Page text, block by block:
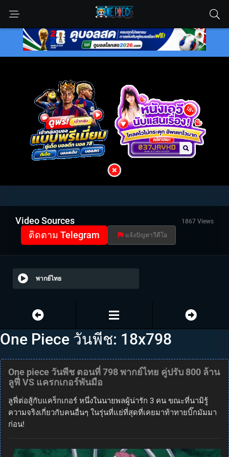
Video Sources 1867 Views
ติดตาม Telegram แจ้งปัญหาวีดีโอ
พากย์ไทย
One Piece วันพีช: 18x798
One piece วันพีช ตอนที่ 798 พากย์ไทย คู่ปรับ 800 ล้าน
ลูฟี่ VS แครกเกอร์พันมือ
ลูฟี่ต่อสู้กับแคร็กเกอร์ หนึ่งในนายพลผู้น่ารัก 3 คน ขณะที่นามิรู้
ความจริงเกี่ยวกับคนอื่นๆ ในรุ่นที่แย่ที่สุดที่เคยมาท้าทายบิ๊กมัมมา
ก่อน!